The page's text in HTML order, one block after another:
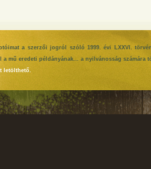
a szerzői jogról szóló 1999. évi LXXVI.
a mű eredeti példányának... a nyilvánosság
letölthető.